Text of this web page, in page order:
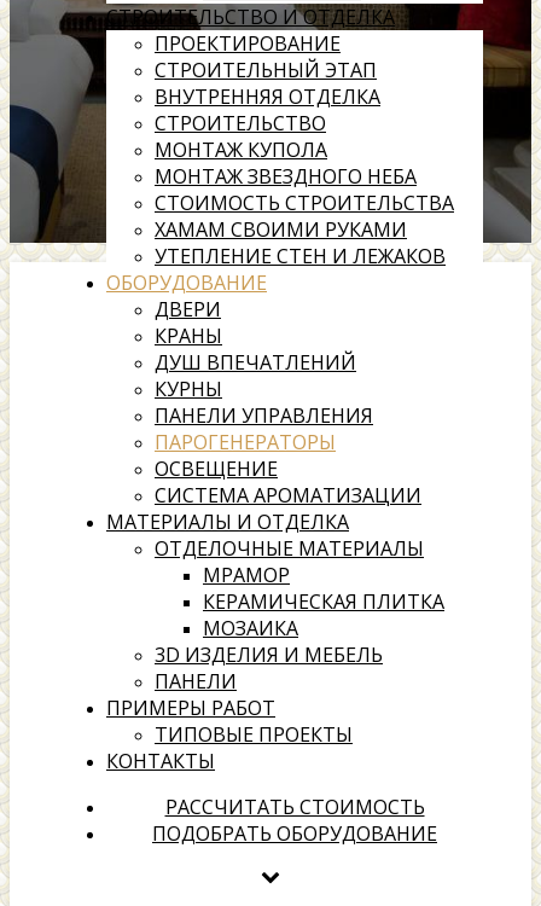
СТРОИТЕЛЬСТВО И ОТДЕЛКА
ПРОЕКТИРОВАНИЕ
СТРОИТЕЛЬНЫЙ ЭТАП
ВНУТРЕННЯЯ ОТДЕЛКА
СТРОИТЕЛЬСТВО
МОНТАЖ КУПОЛА
МОНТАЖ ЗВЕЗДНОГО НЕБА
СТОИМОСТЬ СТРОИТЕЛЬСТВА
ХАМАМ СВОИМИ РУКАМИ
УТЕПЛЕНИЕ СТЕН И ЛЕЖАКОВ
ОБОРУДОВАНИЕ
ДВЕРИ
КРАНЫ
ДУШ ВПЕЧАТЛЕНИЙ
КУРНЫ
ПАНЕЛИ УПРАВЛЕНИЯ
ПАРОГЕНЕРАТОРЫ
ОСВЕЩЕНИЕ
СИСТЕМА АРОМАТИЗАЦИИ
МАТЕРИАЛЫ И ОТДЕЛКА
ОТДЕЛОЧНЫЕ МАТЕРИАЛЫ
МРАМОР
КЕРАМИЧЕСКАЯ ПЛИТКА
МОЗАИКА
3D ИЗДЕЛИЯ И МЕБЕЛЬ
ПАНЕЛИ
ПРИМЕРЫ РАБОТ
ТИПОВЫЕ ПРОЕКТЫ
КОНТАКТЫ
хамамах
Выбери надежного подрядчика для создания своей
РАССЧИТАТЬ СТОИМОСТЬ
ПОДОБРАТЬ ОБОРУДОВАНИЕ